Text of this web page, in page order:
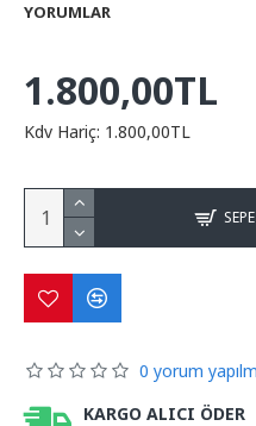
YORUMLAR
KARGO ALICI ÖDER
0 yorum
1.800,00TL
Kdv Hariç: 1.800,00TL